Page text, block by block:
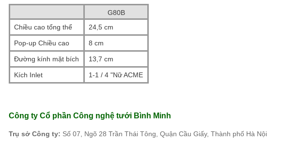
G80B
Chiều cao tổng thể
24,5 cm
Pop-up Chiều cao 8 cm
Đường kính mặt bích 13,7 cm
Kích Inlet 1-1 / 4 "Nữ ACME
Công ty Cổ phần Công nghệ tưới Bình Minh
Trụ sở Công ty: Số 07, Ngõ 28 Trần Thái Tông, Quận Cầu Giấy, Thành phố Hà Nội